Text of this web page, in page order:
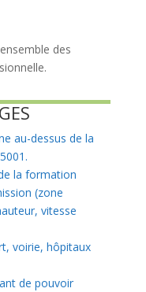
des
au-dessus de la
la formation
(zone
vitesse
voirie, hôpitaux
de pouvoir